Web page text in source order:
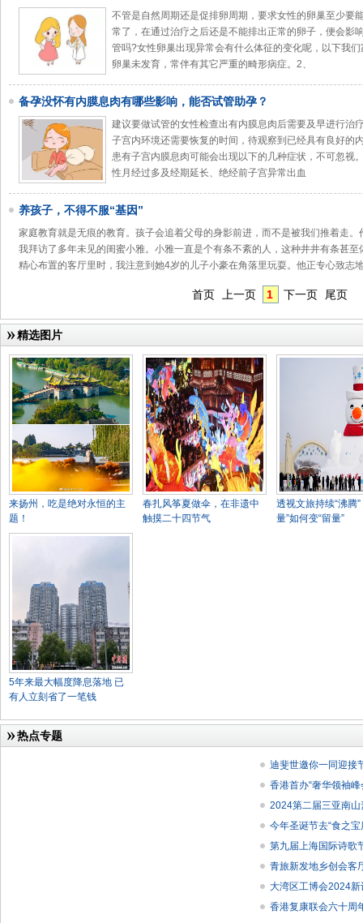
不管是自然周期还是促排卵周期，要求女性的卵巢至少要
常了，在通过治疗之后还是不能排出正常的卵子，便会影
管吗?女性卵巢出现异常会有什么体征的变化呢，以下我
卵巢未发育，常伴有其它严重的畸形病症。2、
备孕没怀有内膜息肉有哪些影响，能否试管助孕？
建议要做试管的女性检查出有内膜息肉后需要及早进行治
子宫内环境还需要恢复的时间，待观察到已经具有良好的
患有子宫内膜息肉可能会出现以下的几种症状，不可忽视
性月经过多及经期延长、绝经前子宫异常出血
养孩子，不得不服“基因”
家庭教育就是无痕的教育。孩子会追着父母的身影前进，而不是被我们推着走
我拜访了多年未见的闺蜜小雅。小雅一直是个有条不紊的人，这种井井有条甚
精心布置的客厅里时，我注意到她4岁的儿子小豪在角落里玩耍。他正专心致志
首页 上一页 1 下一页 尾页
精选图片
来扬州，吃是绝对永恒的主
题！
春扎风筝夏做伞，在非遗中
触摸二十四节气
透视文旅持续“沸腾”
量”如何变“留量”
5年来最大幅度降息落地 已
有人立刻省了一笔钱
热点专题
迪斐世邀你一同迎接
香港首办“奢华领袖峰
2024第二届三亚南
今年圣诞节去“食之
第九届上海国际诗歌
青旅新发地乡创会客
大湾区工博会2024
香港复康联会六十周